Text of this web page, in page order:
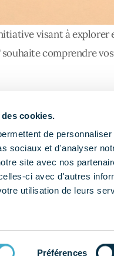
cookies.
de
sociaux et d'analyser
site avec nos
ci avec d'autres
utilisation de leurs
Préférences
visant à
comprendre
dentistes,
,cabinets dentaires
assistant(e)s